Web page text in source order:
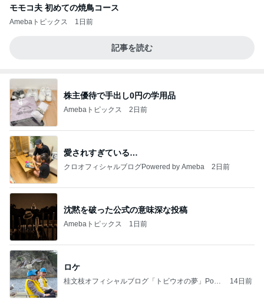
モモコ夫 初めての焼鳥コース
Amebaトピックス 1日前
記事を読む
株主優待で手出し0円の学用品
Amebaトピックス 2日前
愛されすぎている…
クロオフィシャルブログPowered by Ameba 2日前
沈黙を破った公式の意味深な投稿
Amebaトピックス 1日前
ロケ
桂文枝オフィシャルブログ「トビウオの夢」Pow
14日前